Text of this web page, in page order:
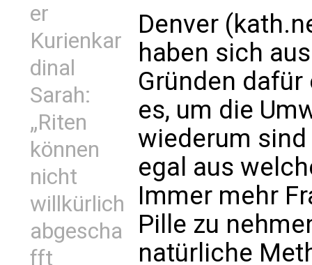
er
Kurienkar
dinal
Sarah:
„Riten
können
nicht
willkürlich
abgescha
fft
Denver
haben sich
Gründen
es, um die
wiederum
egal aus
Immer mehr
Pille zu
natürliche